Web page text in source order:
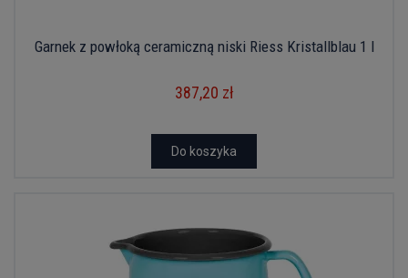
Garnek z powłoką ceramiczną niski Riess Kristallblau 1 l
387,20 zł
Do koszyka